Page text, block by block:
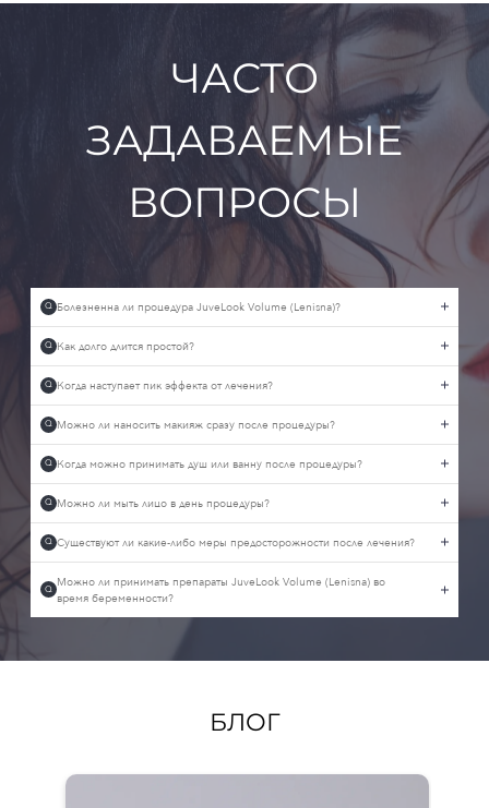
ЧАСТО
ЗАДАВАЕМЫЕ
ВОПРОСЫ
Q Болезненна ли процедура JuveLook Volume (Lenisna)?
Q Как долго длится простой?
Q Когда наступает пик эффекта от лечения?
Q Можно ли наносить макияж сразу после процедуры?
Q Когда можно принимать душ или ванну после процедуры?
Q Можно ли мыть лицо в день процедуры?
Q Существуют ли какие-либо меры предосторожности после лечения?
Q Можно ли принимать препараты JuveLook Volume (Lenisna) во
время беременности?
БЛОГ